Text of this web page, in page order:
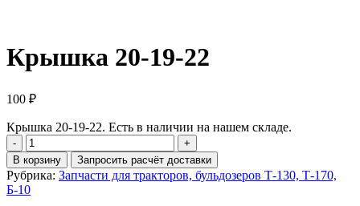
Крышка 20-19-22
100 ₽
Крышка 20-19-22. Есть в наличии на нашем складе.
Количество
Крышка
20-
19-
22
В корзину Запросить расчёт доставки
Рубрика: Запчасти для тракторов, бульдозеров Т-130, Т-170,
Б-10